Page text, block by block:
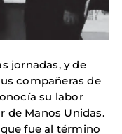
jornadas, y de
compañeras de
su labor
de Manos Unidas.
fue al término